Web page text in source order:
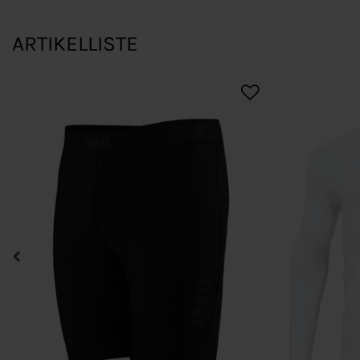
ARTIKELLISTE